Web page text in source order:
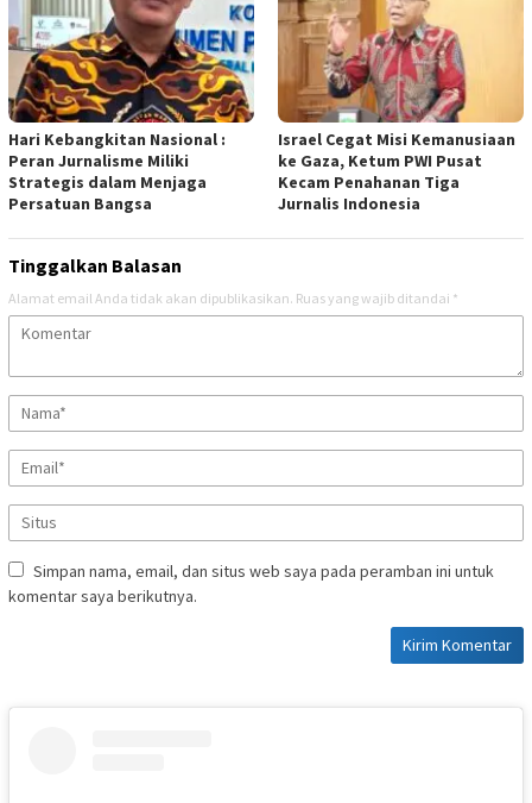
Hari Kebangkitan Nasional :
Peran Jurnalisme Miliki
Strategis dalam Menjaga
Persatuan Bangsa
Israel Cegat Misi Kemanusiaan
ke Gaza, Ketum PWI Pusat
Kecam Penahanan Tiga
Jurnalis Indonesia
Tinggalkan Balasan
Alamat email Anda tidak akan dipublikasikan. Ruas yang wajib ditandai *
Simpan nama, email, dan situs web saya pada peramban ini untuk
komentar saya berikutnya.